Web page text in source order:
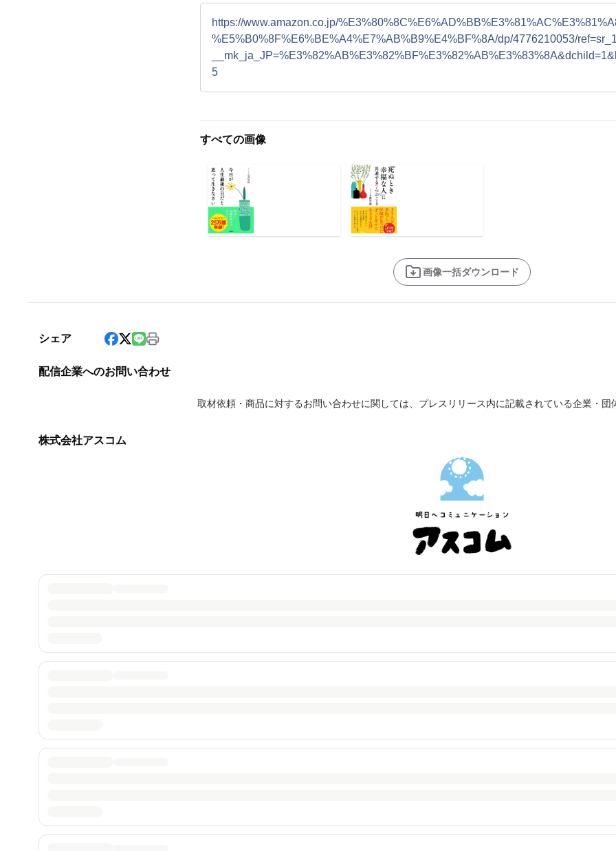
https://www.amazon.co.jp/
%E5%B0%8F%E6%BE%A4%E7%AB%B9%E4%BF%8A/dp/4776210053/
5
すべての画像
画像一括ダウンロード
シェア
配信企業へのお問い合わせ
取材依頼・商品に対するお問い合わせに関しては、プレスリリース内に記載されている企業・団
株式会社アスコム